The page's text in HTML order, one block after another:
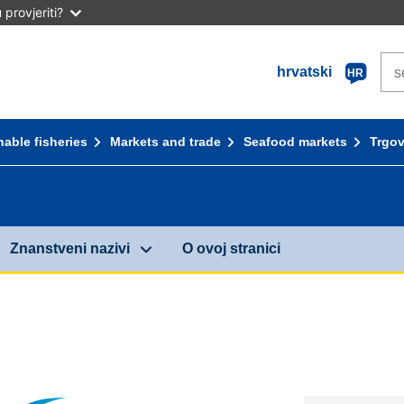
provjeriti?
hrvatski HR
fisheries Markets and trade Seafood markets
Znanstveni nazivi O ovoj stranici